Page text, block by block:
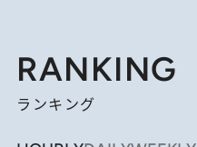
RANKING
ランキング